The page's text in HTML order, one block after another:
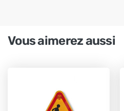
Vous aimerez aussi